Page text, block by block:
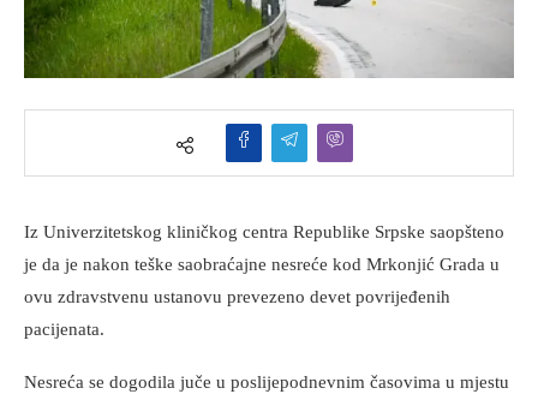
Iz Univerzitetskog kliničkog centra Republike Srpske saopšteno
je da je nakon teške saobraćajne nesreće kod Mrkonjić Grada u
ovu zdravstvenu ustanovu prevezeno devet povrijeđenih
pacijenata.
Nesreća se dogodila juče u poslijepodnevnim časovima u mjestu